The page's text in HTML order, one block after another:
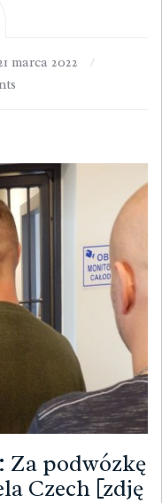
marca 2022
/
Za podwózkę
Czech [zdję